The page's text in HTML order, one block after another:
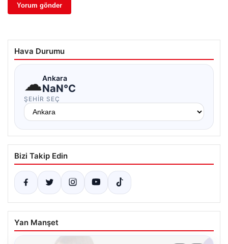
Hava Durumu
☁Ankara
NaN°C
ŞEHIR SEÇ
Bizi Takip Edin
Yan Manşet